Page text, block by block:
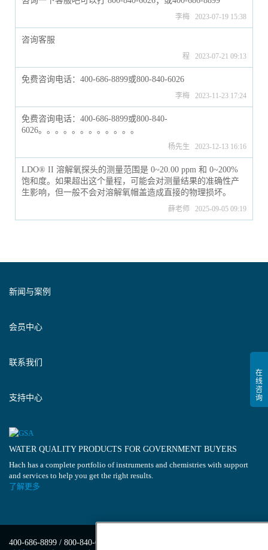
李梅 2023-07-19 15:38
咨询客服
程 2023-07-21 09:13
免费咨询电话：400-686-8899或800-840-6026
李梅 2023-11-23 17:24
免费咨询电话：400-686-8899或800-840-
6026。。。。。。。。。。。。
杨先生 2023-12-13 16:16
LDO® II 溶解氧探头的测量范围是 0~20.00 ppm 和 0~200%
饱和度。如果超出这个量程，可能会对测量结果的准确性产
生影响，但一般不会对溶解氧帽盖造成直接的物理损坏。
薛老师 2025-09-05 09:19
新闻与案例
会员中心
联系我们
支持中心
WATER QUALITY PRODUCTS FOR GOVERNMENT BUYERS
Hach has a complete portfolio of instruments and chemistries with support
and services to help you get the right results.
了解更多
400-686-8899 / 800-840-6026